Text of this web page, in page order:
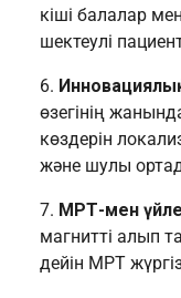
кіші балалар
шектеулі
өзегінің
көздерін
және шулы
МРТ-мен
магнитті алып
дейін МРТ